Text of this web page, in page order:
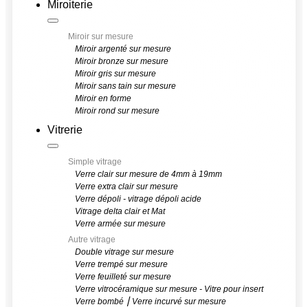
Miroiterie
Miroir sur mesure
Miroir argenté sur mesure
Miroir bronze sur mesure
Miroir gris sur mesure
Miroir sans tain sur mesure
Miroir en forme
Miroir rond sur mesure
Vitrerie
Simple vitrage
Verre clair sur mesure de 4mm à 19mm
Verre extra clair sur mesure
Verre dépoli - vitrage dépoli acide
Vitrage delta clair et Mat
Verre armée sur mesure
Autre vitrage
Double vitrage sur mesure
Verre trempé sur mesure
Verre feuilleté sur mesure
Verre vitrocéramique sur mesure - Vitre pour insert
Verre bombé ⎮ Verre incurvé sur mesure